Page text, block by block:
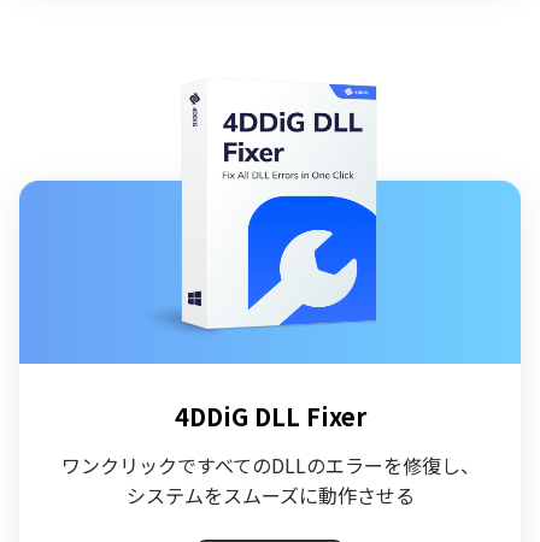
4DDiG DLL Fixer
ワンクリックですべてのDLLのエラーを修復し、
システムをスムーズに動作させる